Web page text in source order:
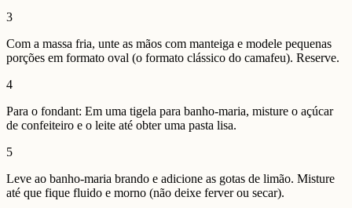
3
Com a massa fria, unte as mãos com manteiga e modele pequenas
porções em formato oval (o formato clássico do camafeu). Reserve.
4
Para o fondant: Em uma tigela para banho-maria, misture o açúcar
de confeiteiro e o leite até obter uma pasta lisa.
5
Leve ao banho-maria brando e adicione as gotas de limão. Misture
até que fique fluido e morno (não deixe ferver ou secar).